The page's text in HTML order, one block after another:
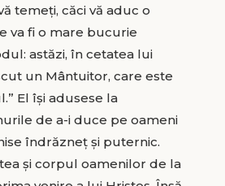
temeți, căci vă aduc o
va fi o mare bucurie
astăzi, în cetatea lui
un Mântuitor, care este
El își adusese la
de a-i duce pe oameni
îndrăzneț și puternic.
și corpul oamenilor de la